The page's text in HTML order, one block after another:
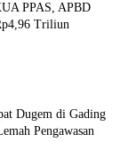
PPAS, APBD
Triliun
Dugem di Gading
Pengawasan